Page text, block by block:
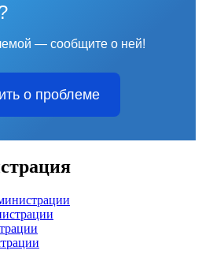
— сообщите о ней!
о проблеме